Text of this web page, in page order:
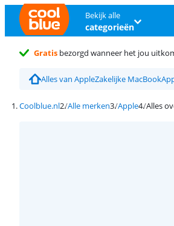
Bekijk alle
categorieën
Gratis bezorgd wanneer het jou
Alles van AppleZakelijke MacBook
Coolblue.nl Alle merken Apple Alles